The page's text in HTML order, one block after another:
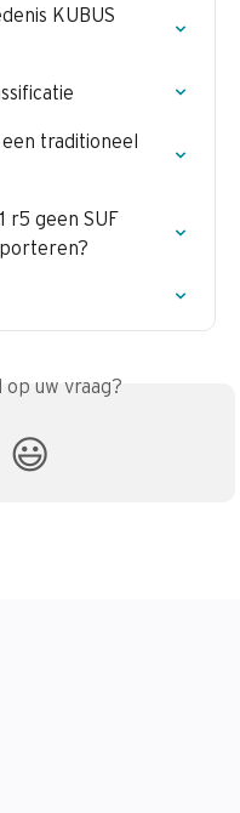
KUBUS
traditioneel
r5 geen SUF
op uw vraag?
😃